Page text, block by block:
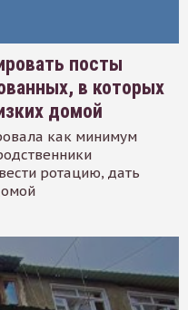
посты
в которых
домой
как минимум
ротацию, дать